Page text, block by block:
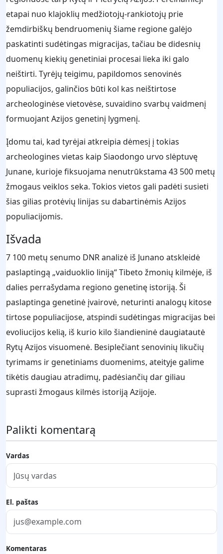
etapai nuo klajoklių medžiotojų-rankiotojų prie
žemdirbiškų bendruomenių šiame regione galėjo
paskatinti sudėtingas migracijas, tačiau be didesnių
duomenų kiekių genetiniai procesai lieka iki galo
neištirti. Tyrėjų teigimu, papildomos senovinės
populiacijos, galinčios būti kol kas neištirtose
archeologinėse vietovėse, suvaidino svarbų vaidmenį
formuojant Azijos genetinį lygmenį.
Įdomu tai, kad tyrėjai atkreipia dėmesį į tokias
archeologines vietas kaip Siaodongo urvo slėptuvę
Junane, kurioje fiksuojama nenutrūkstama 43 500 metų
žmogaus veiklos seka. Tokios vietos gali padėti susieti
šias gilias protėvių linijas su dabartinėmis Azijos
populiacijomis.
Išvada
7 100 metų senumo DNR analizė iš Junano atskleidė
paslaptingą „vaiduoklio liniją“ Tibeto žmonių kilmėje, iš
dalies perrašydama regiono genetinę istoriją. Ši
paslaptinga genetinė įvairovė, neturinti analogų kitose
tirtose populiacijose, atspindi sudėtingas migracijas bei
evoliucijos kelią, iš kurio kilo šiandieninė daugiatautė
Rytų Azijos visuomenė. Besiplečiant senovinių likučių
tyrimams ir genetiniams duomenims, ateityje galime
tikėtis daugiau atradimų, padėsiančių dar giliau
suprasti žmogaus kilmės istoriją Azijoje.
Palikti komentarą
Vardas
El. paštas
Komentaras